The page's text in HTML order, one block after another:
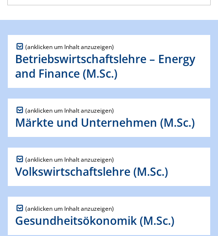
Betriebswirtschaftslehre – Energy
and Finance (M.Sc.)
Märkte und Unternehmen (M.Sc.)
Volkswirtschaftslehre (M.Sc.)
Gesundheitsökonomik (M.Sc.)